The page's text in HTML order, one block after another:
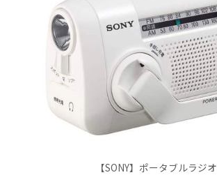
【SONY】ポータブルラジオ